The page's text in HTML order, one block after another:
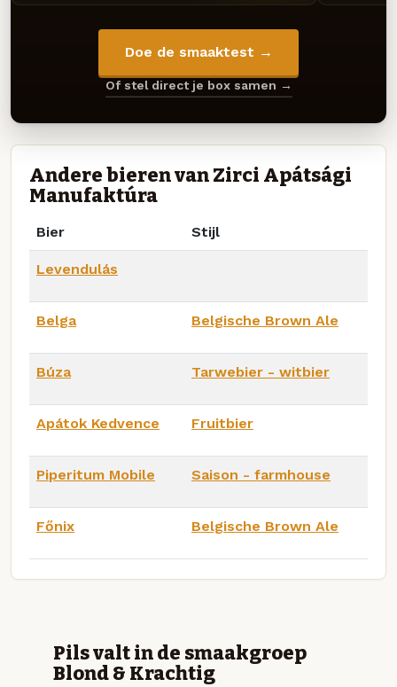
Doe de smaaktest →
Of stel direct je box samen →
Andere bieren van Zirci Apátsági
Manufaktúra
Bier Stijl
Levendulás
Belga Belgische Brown Ale
Búza Tarwebier - witbier
Apátok Kedvence Fruitbier
Piperitum Mobile Saison - farmhouse
Főnix Belgische Brown Ale
Pils valt in de smaakgroep
Blond & Krachtig